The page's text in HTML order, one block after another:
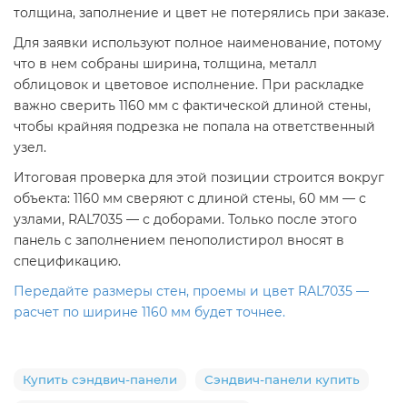
толщина, заполнение и цвет не потерялись при заказе.
Для заявки используют полное наименование, потому
что в нем собраны ширина, толщина, металл
облицовок и цветовое исполнение. При раскладке
важно сверить 1160 мм с фактической длиной стены,
чтобы крайняя подрезка не попала на ответственный
узел.
Итоговая проверка для этой позиции строится вокруг
объекта: 1160 мм сверяют с длиной стены, 60 мм — с
узлами, RAL7035 — с доборами. Только после этого
панель с заполнением пенополистирол вносят в
спецификацию.
Передайте размеры стен, проемы и цвет RAL7035 —
расчет по ширине 1160 мм будет точнее.
Купить сэндвич-панели Сэндвич-панели купить